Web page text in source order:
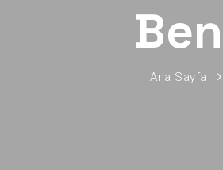
Ana Sayfa